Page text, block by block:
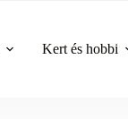
Kert és hobbi